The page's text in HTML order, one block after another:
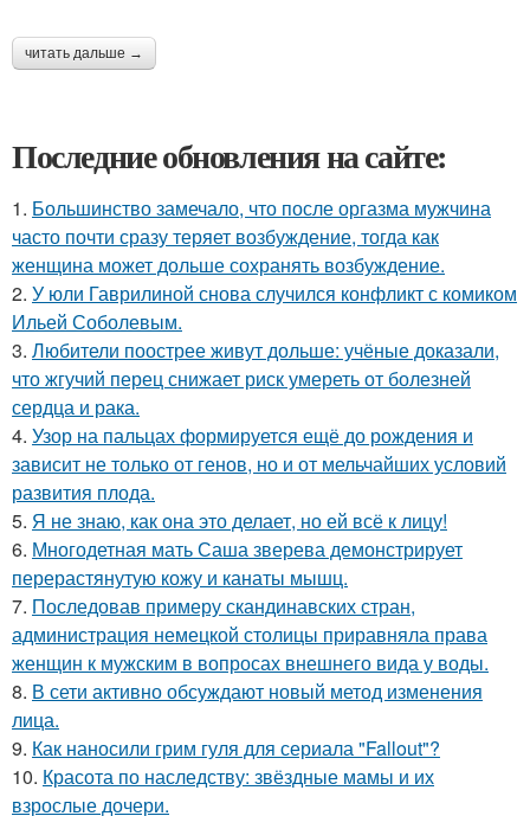
читать дальше →
Последние обновления на сайте:
1. Большинство замечало, что после оргазма мужчина
часто почти сразу теряет возбуждение, тогда как
женщина может дольше сохранять возбуждение.
2. У юли Гаврилиной снова случился конфликт с комиком
Ильей Соболевым.
3. Любители поострее живут дольше: учёные доказали,
что жгучий перец снижает риск умереть от болезней
сердца и рака.
4. Узор на пальцах формируется ещё до рождения и
зависит не только от генов, но и от мельчайших условий
развития плода.
5. Я не знаю, как она это делает, но ей всё к лицу!
6. Многодетная мать Саша зверева демонстрирует
перерастянутую кожу и канаты мышц.
7. Последовав примеру скандинавских стран,
администрация немецкой столицы приравняла права
женщин к мужским в вопросах внешнего вида у воды.
8. В сети активно обсуждают новый метод изменения
лица.
9. Как наносили грим гуля для сериала "Fallout"?
10. Красота по наследству: звёздные мамы и их
взрослые дочери.